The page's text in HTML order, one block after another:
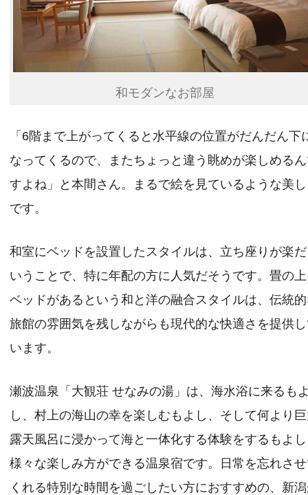
和モダンなお部屋
「6階まで上がってくると水平線の位置がだんだん下
なってくるので、またちょっと違う眺めが楽しめる
すよね」と本間さん。まるで絵を見ているような美
です。
和室にベッドを設置したスタイルは、立ち座りが楽
いうことで、特に年配の方に人気だそうです。畳の
ベッドがあるという和と洋の融合スタイルは、伝統
旅館の雰囲気を残しながらも現代的な快適さを提供
います。
瀬波温泉「大観荘 せなみの湯」は、海水浴に来るも
し、村上の海山の幸を楽しむもよし、そして何より
露天風呂に浸かって海と一体化する体験をするもよ
様々な楽しみ方ができる温泉宿です。日常を忘れさ
くれる特別な時間を過ごしたい方におすすめの、新